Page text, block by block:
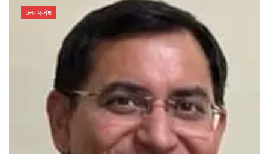
उत्तर प्रदेश